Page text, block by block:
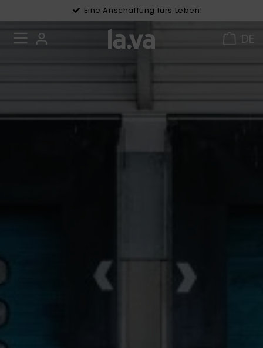
Eine Anschaffung fürs Leben!
Gratis Versand in DE ab 49 €
DE